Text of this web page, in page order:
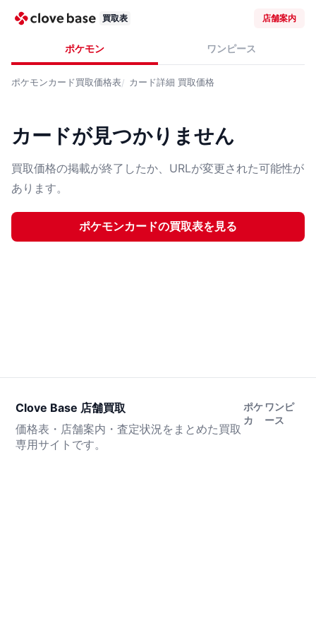
買取表 店舗案内
ポケモン ワンピース
ポケモンカード買取価格表 カード詳細 買取価格
カードが見つかりません
買取価格の掲載が終了したか、URLが変更された可能性が
あります。
ポケモンカードの買取表を見る
Clove Base 店舗買取
価格表・店舗案内・査定状況をまとめた買取
専用サイトです。
ポケ
カ
ワンピ
ース